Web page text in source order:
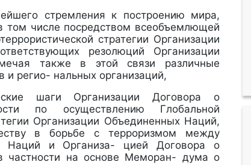
стремления к построению мира,
том числе посредством всеобъемлющей
стратегии Организации
резолюций Организации
также в этой связи различные
и регио- нальных организаций,
шаги Организации Договора о
по осуществлению Глобальной
Организации Объединенных Наций,
в борьбе с терроризмом между
Наций и Организа- цией Договора о
частности на основе Меморан- дума о